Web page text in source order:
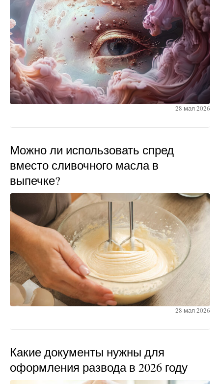
28 мая 2026
Можно ли использовать спред
вместо сливочного масла в
выпечке?
28 мая 2026
Какие документы нужны для
оформления развода в 2026 году